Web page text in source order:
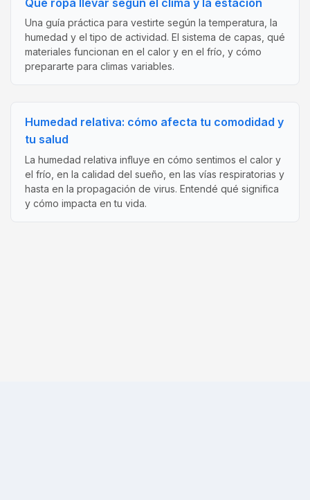
Una guía práctica para vestirte según la temperatura, la
humedad y el tipo de actividad. El sistema de capas, qué
materiales funcionan en el calor y en el frío, y cómo
prepararte para climas variables.
Humedad relativa: cómo afecta tu comodidad y
tu salud
La humedad relativa influye en cómo sentimos el calor y
el frío, en la calidad del sueño, en las vías respiratorias y
hasta en la propagación de virus. Entendé qué significa
y cómo impacta en tu vida.